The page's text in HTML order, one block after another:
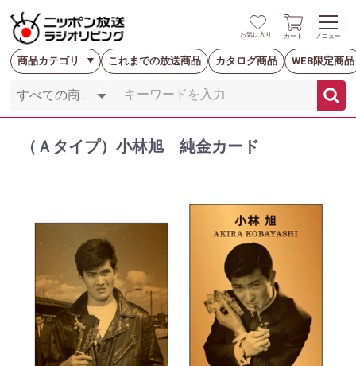
お気に入り カート メニュー
商品カテゴリ これまでの放送商品 カタログ商品 WEB限定商品
（Ａタイプ）小林旭 純金カード